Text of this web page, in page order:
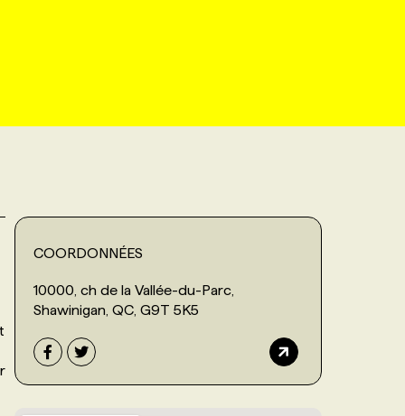
COORDONNÉES
10000, ch de la Vallée-du-Parc,
Shawinigan, QC, G9T 5K5